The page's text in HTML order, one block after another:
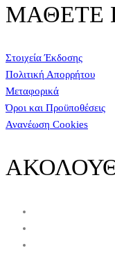
ΜΑΘΕΤΕ
Στοιχεία Έκδοσης
Πολιτική Απορρήτου
Μεταφορικά
Όροι και Προϋποθέσεις
Ανανέωση Cookies